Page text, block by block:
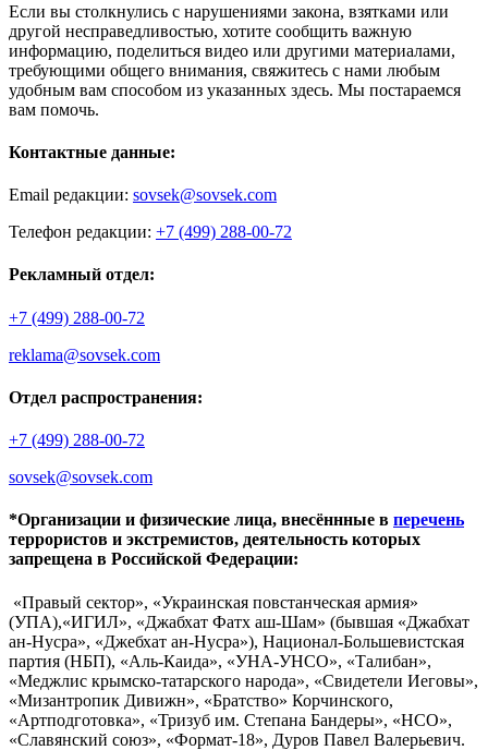
Если вы столкнулись с нарушениями закона, взятками или
другой несправедливостью, хотите сообщить важную
информацию, поделиться видео или другими материалами,
требующими общего внимания, свяжитесь с нами любым
удобным вам способом из указанных здесь. Мы постараемся
вам помочь.
Контактные данные:
Email редакции: sovsek@sovsek.com
Телефон редакции: +7 (499) 288-00-72
Рекламный отдел:
+7 (499) 288-00-72
reklama@sovsek.com
Отдел распространения:
+7 (499) 288-00-72
sovsek@sovsek.com
*Организации и физические лица, внесённные в перечень
террористов и экстремистов, деятельность которых
запрещена в Российской Федерации:
«Правый сектор», «Украинская повстанческая армия»
(УПА),«ИГИЛ», «Джабхат Фатх аш-Шам» (бывшая «Джабхат
ан-Нусра», «Джебхат ан-Нусра»), Национал-Большевистская
партия (НБП), «Аль-Каида», «УНА-УНСО», «Талибан»,
«Меджлис крымско-татарского народа», «Свидетели Иеговы»,
«Мизантропик Дивижн», «Братство» Корчинского,
«Артподготовка», «Тризуб им. Степана Бандеры», «НСО»,
«Славянский союз», «Формат-18», Дуров Павел Валерьевич.